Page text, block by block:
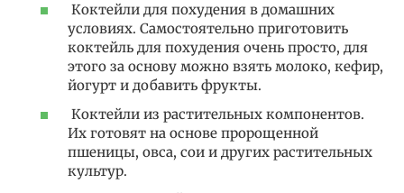
Коктейли для похудения в домашних
условиях. Самостоятельно приготовить
коктейль для похудения очень просто, для
этого за основу можно взять молоко, кефир,
йогурт и добавить фрукты.
Коктейли из растительных компонентов.
Их готовят на основе пророщенной
пшеницы, овса, сои и других растительных
культур.